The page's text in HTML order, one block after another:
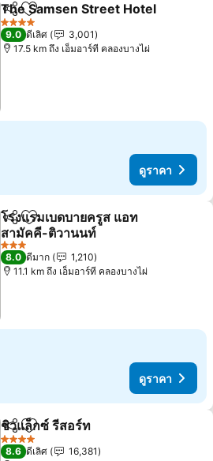
แชร์ เพิ่มในรายการโปรด
The Samsen Street Hotel
4 ดาว
9.0 ดีเลิศ
3,001
17.5 km ถึง เอ็มอาร์ที คลองบางไผ่
ดูราคา
แชร์ เพิ่มในรายการโปรด
โรงแรมเบดบายครูส แอท
สามัคคี-ติวานนท์
ดูราคา
3 ดาว
8.0 ดีมาก
1,210
11.1 km ถึง เอ็มอาร์ที คลองบางไผ่
ดูราคา
แชร์ เพิ่มในรายการโปรด
ชิวแล็กซ์ รีสอร์ท
4 ดาว
8.6 ดีเลิศ
16,381